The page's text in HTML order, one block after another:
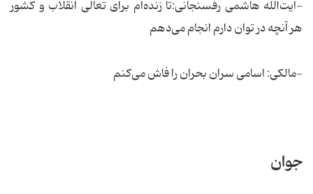
-آیت‌الله هاشمی رفسنجانی:تا زنده‌ام برای تعالی انقلاب و كشور
هر آنچه در توان دارم انجام می‌دهم
-مالكی: اسامی سران بحران را فاش می‌كنم
جوان